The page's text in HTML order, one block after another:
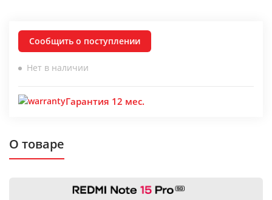
Сообщить о поступлении
Нет в наличии
Гарантия 12 мес.
О товаре